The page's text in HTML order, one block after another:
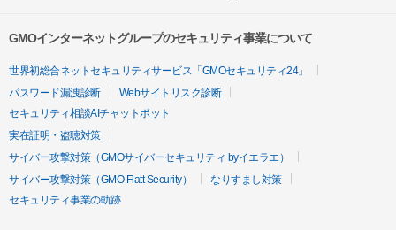
GMOインターネットグループのセキュリティ事業について
世界初総合ネットセキュリティサービス「GMOセキュリティ24」
パスワード漏洩診断
Webサイトリスク診断
セキュリティ相談AIチャットボット
実在証明・盗聴対策
サイバー攻撃対策（GMOサイバーセキュリティ byイエラエ）
サイバー攻撃対策（GMO Flatt Security）
なりすまし対策
セキュリティ事業の軌跡